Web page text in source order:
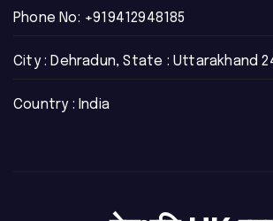
Phone No: +919412948185
City : Dehradun, State : Uttarakhand
Country : India